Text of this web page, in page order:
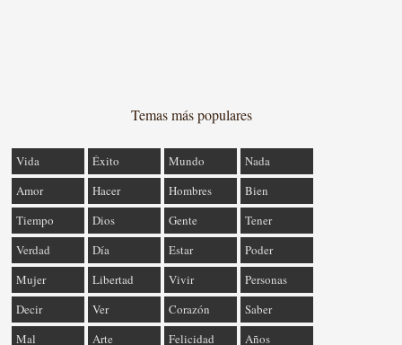
Temas más populares
Vida Éxito Mundo
Nada
Amor
Hacer Hombres
Bien
Tiempo
Dios Gente
Tener
Verdad
Día Estar
Poder
Mujer
Libertad Vivir
Personas
Decir
Ver Corazón
Saber
Mal
Arte Felicidad Años